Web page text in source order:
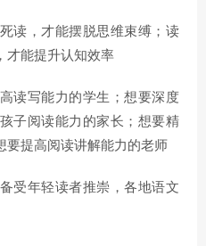
读，才能摆脱思维束缚；读
才能提升认知效率
读写能力的学生；想要深度
子阅读能力的家长；想要精
要提高阅读讲解能力的老师
受年轻读者推崇，各地语文